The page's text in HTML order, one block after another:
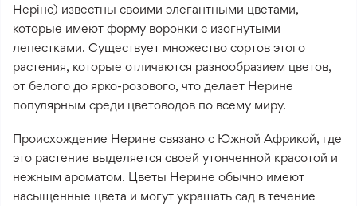
Неріне) известны своими элегантными цветами,
которые имеют форму воронки с изогнутыми
лепестками. Существует множество сортов этого
растения, которые отличаются разнообразием цветов,
от белого до ярко-розового, что делает Нерине
популярным среди цветоводов по всему миру.
Происхождение Нерине связано с Южной Африкой, где
это растение выделяется своей утонченной красотой и
нежным ароматом. Цветы Нерине обычно имеют
насыщенные цвета и могут украшать сад в течение